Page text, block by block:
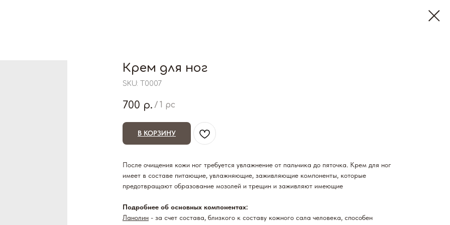
Крем для ног
SKU: T0007
700 р. / 1 pc
В КОРЗИНУ
После очищения кожи ног требуется увлажнение от пальчика до пяточка. Крем для ног
имеет в составе питающие, увлажняющие, заживляющие компоненты, которые
предотвращают образование мозолей и трещин и заживляют имеющие
Подробнее об основных компонентах:
Ланолин - за счет состава, близкого к составу кожного сала человека, способен